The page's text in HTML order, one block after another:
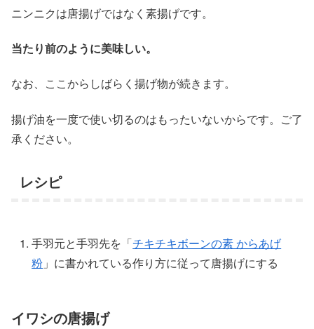
ニンニクは唐揚げではなく素揚げです。
当たり前のように美味しい。
なお、ここからしばらく揚げ物が続きます。
揚げ油を一度で使い切るのはもったいないからです。ご了
承ください。
レシピ
手羽元と手羽先を「チキチキボーンの素 からあげ
粉 」に書かれている作り方に従って唐揚げにする
イワシの唐揚げ